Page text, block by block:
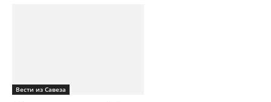
Вести из Савеза